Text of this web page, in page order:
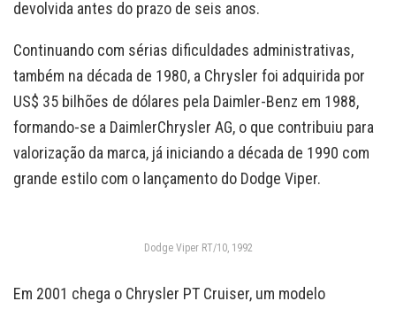
devolvida antes do prazo de seis anos.
Continuando com sérias dificuldades administrativas,
também na década de 1980, a Chrysler foi adquirida por
US$ 35 bilhões de dólares pela Daimler-Benz em 1988,
formando-se a DaimlerChrysler AG, o que contribuiu para
valorização da marca, já iniciando a década de 1990 com
grande estilo com o lançamento do Dodge Viper.
Dodge Viper RT/10, 1992
Em 2001 chega o Chrysler PT Cruiser, um modelo